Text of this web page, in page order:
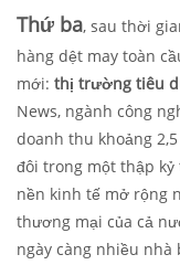
Thứ ba, sau thời
hàng dệt may toàn
mới: thị trường tiêu
News, ngành công
doanh thu khoảng
đôi trong một thập
nền kinh tế mở rộng
thương mại của cả
ngày càng nhiều nhà